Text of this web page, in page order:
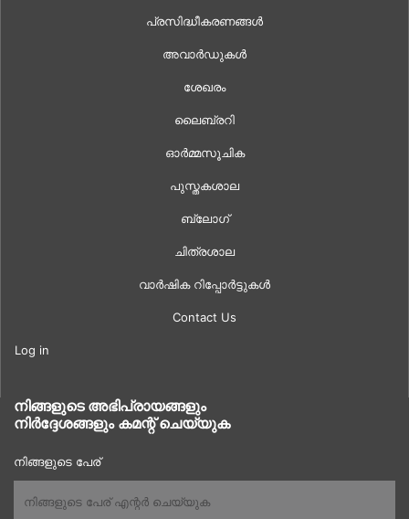
പ്രസിദ്ധീകരണങ്ങൾ
അവാർഡുകൾ
ശേഖരം
ലൈബ്രറി
ഓർമ്മസൂചിക
പുസ്തകശാല
ബ്ലോഗ്
ചിത്രശാല
വാർഷിക റിപ്പോർട്ടുകൾ
Contact Us
Log in
നിങ്ങളുടെ അഭിപ്രായങ്ങളും
നിർദ്ദേശങ്ങളും കമന്റ് ചെയ്യുക
നിങ്ങളുടെ പേര്